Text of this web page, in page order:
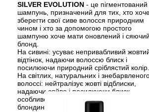
SILVER EVOLUTION - це пігментований
шампунь, призначений для тих, хто
зберегти свої сиве волосся природним
чином і хто за допомогою простого
шампуню хоче мати оновлений і сяючий
блонд.
На сивині: усуває непривабливий
відтінок, надаючи волоссю блиск і
посилюючи природний сріблястий колір.
На світлих, натуральних і
волоссі: нейтралізує жовті відблиски,
надаючи сяйво і посилюючи блиск,
особливо у холодних і платинових
блондинок.